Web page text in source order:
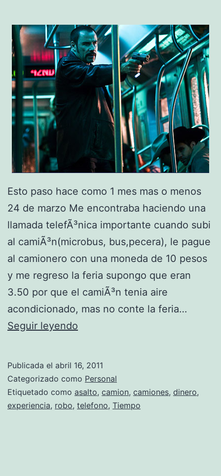
Esto paso hace como 1 mes mas o menos
24 de marzo Me encontraba haciendo una
llamada telefÃ³nica importante cuando subi
al camiÃ³n(microbus, bus,pecera), le pague
al camionero con una moneda de 10 pesos
y me regreso la feria supongo que eran
3.50 por que el camiÃ³n tenia aire
acondicionado, mas no conte la feria…
Seguir leyendo
l
t
o
Publicada el abril 16, 2011
Categorizado como Personal
Etiquetado como asalto, camion, camiones, dinero,
experiencia, robo, telefono, Tiempo